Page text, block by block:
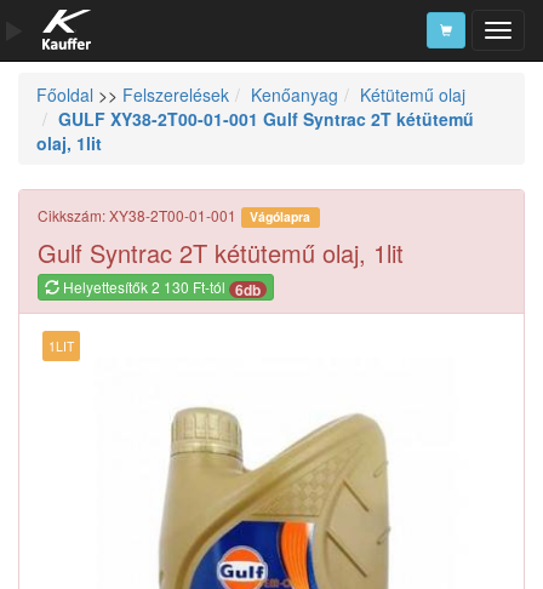
Szerszámkatalógus
Kosár
Alkatrészek
Főoldal >> Felszerelések Kenőanyag
Kétütemű olaj
GULF XY38-2T00-01-001 Gulf Syntrac 2T kétütemű
olaj, 1lit
Cikkszám: XY38-2T00-01-001 Vágólapra
Gulf Syntrac 2T kétütemű olaj, 1lit
Helyettesítők 2 130 Ft-tól 6db
1LIT